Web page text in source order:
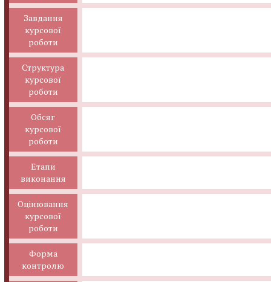
Завдання
курсової
роботи
Структура
курсової
роботи
Обсяг
курсової
роботи
Етапи
виконання
Оцінювання
курсової
роботи
Форма
контролю